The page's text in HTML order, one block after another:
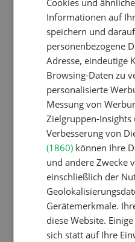
Schweizer
von A-Z
Betriebsführung
gegen die
Pflanzenbau
Raufutter
Cookies und
Informationen auf
speichern und
personenbezogene
Adresse, eindeutige
Browsing-Daten zu
personalisierte
Messung von
Zielgruppen-Insights
Verbesserung von
(1860) können Ihre
und andere Zwecke
einschließlich der
Gerätemerkmale.
diese Website.
sich statt auf Ihre